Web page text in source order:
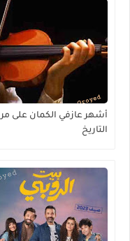
أشهر عازفي الكمان على مر
التاريخ